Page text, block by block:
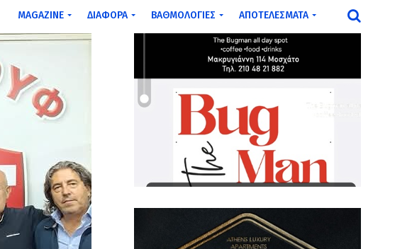
MAGAZINE ΔΙΆΦΟΡΑ ΒΑΘΜΟΛΟΓΊΕΣ ΑΠΟΤΕΛΈΣΜΑΤΑ